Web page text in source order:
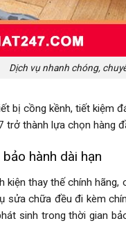
Dịch vụ nhanh chóng,
bị cồng kềnh, tiết
trở thành lựa chọn hàng
hành dài hạn
kiện thay thế chính
sửa chữa đều đi kèm
sinh trong thời gian